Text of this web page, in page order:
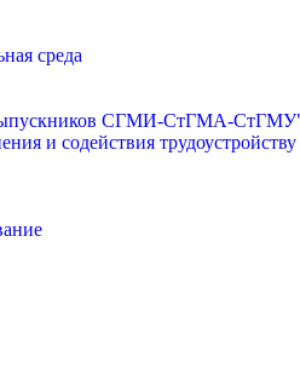
среда
выпускников СГМИ-СтГМА-
и содействия